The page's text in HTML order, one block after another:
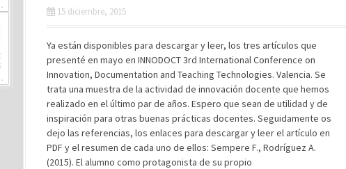
15 diciembre, 2015
Ya están disponibles para descargar y leer, los tres artículos que
presenté en mayo en INNODOCT 3rd International Conference on
Innovation, Documentation and Teaching Technologies. Valencia. Se
trata una muestra de la actividad de innovación docente que hemos
realizado en el último par de años. Espero que sean de utilidad y de
inspiración para otras buenas prácticas docentes. Seguidamente os
dejo las referencias, los enlaces para descargar y leer el artículo en
PDF y el resumen de cada uno de ellos: Sempere F., Rodríguez A.
(2015). El alumno como protagonista de su propio